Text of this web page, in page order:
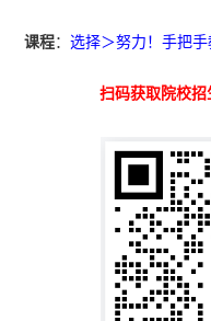
课程：选择＞努力！手把
扫码获取院校